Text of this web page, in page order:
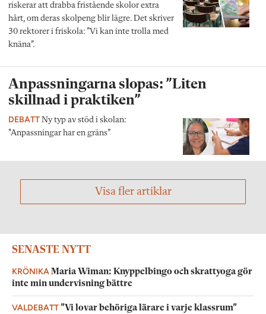
riskerar att drabba fristående skolor extra
hårt, om deras skolpeng blir lägre. Det skriver
30 rektorer i friskola: ”Vi kan inte trolla med
knäna”.
Anpassningarna slopas: ”Liten
skillnad i praktiken”
DEBATT Ny typ av stöd i skolan:
"Anpassningar har en gräns”
Visa fler artiklar
SENASTE NYTT
KRÖNIKAMaria Wiman: Knyppelbingo och skrattyoga gör
inte min undervisning bättre
VALDEBATT”Vi lovar behöriga lärare i varje klassrum”